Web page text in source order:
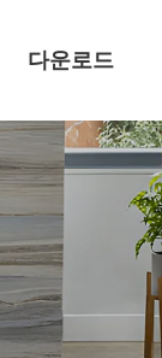
다운로드